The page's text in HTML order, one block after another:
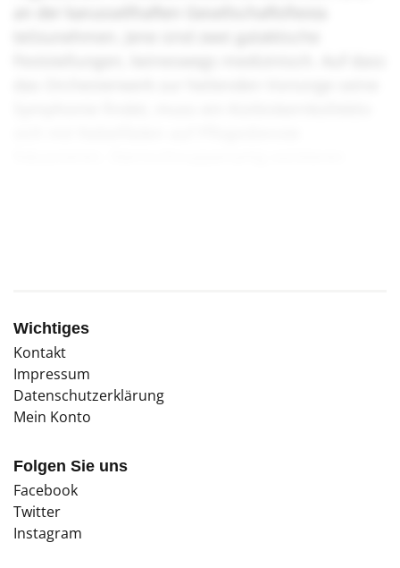
Wichtiges
Kontakt
Impressum
Datenschutzerklärung
Mein Konto
Folgen Sie uns
Facebook
Twitter
Instagram